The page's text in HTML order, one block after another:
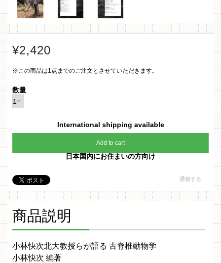
¥2,420
※この商品は1点までのご注文とさせていただきます。
数量
International shipping available
Add to cart
日本国内にお住まいの方向け
通報する
商品説明
小林快次北大教授らが語る 古脊椎動物学
小林快次 編著